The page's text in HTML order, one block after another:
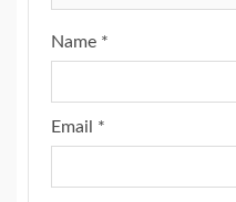
Name *
Email *